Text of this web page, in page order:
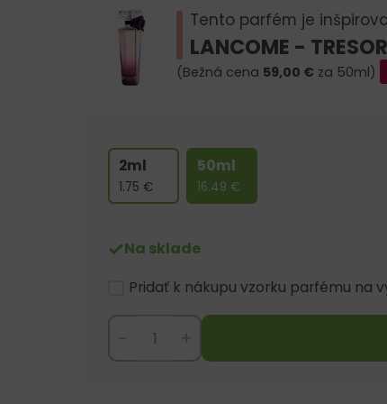
Tento parfém je
LANCOME -
(Bežná cena 59,00 € za 50ml)
2ml
1.75 €
50ml
16.49 €
Na sklade
Pridať k nákupu vzorku parfému na